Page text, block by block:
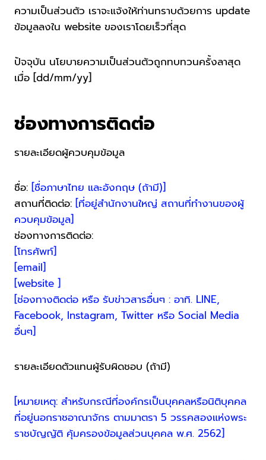
ความเป็นส่วนตัว เราจะแจ้งให้ท่านทราบด้วยการ update
ข้อมูลลงใน website ของเราโดยเร็วที่สุด
ปัจจุบัน นโยบายความเป็นส่วนตัวถูกทบทวนครั้งลาสุด
เมื่อ [dd/mm/yy]
ช่องทางการติดต่อ
รายละเอียดผู้ควบคุมข้อมูล
ชื่อ: [ชื่อภาษาไทย และอังกฤษ (ถ้ามี)]
สถานที่ติดต่อ: [ที่อยู่สำนักงานใหญ่ สถานที่ทำงานของผู้
ควบคุมข้อมูล]
ช่องทางการติดต่อ:
[โทรศัพท์]
[email]
[website ]
[ช่องทางติดต่อ หรือ รับข่าวสารอื่นๆ : อาทิ. LINE,
Facebook, Instagram, Twitter หรือ Social Media
อื่นๆ]
รายละเอียดตัวแทนผู้รับผิดชอบ (ถ้ามี)
[หมายเหตุ: สำหรับกรณีที่องค์กรเป็นบุคคลหรือนิติบุคคล
ที่อยู่นอกราชอาณาจักร ตามมาตรา 5 วรรคสองแห่งพระ
ราชบัญญัติ คุ้มครองข้อมูลส่วนบุคคล พ.ศ. 2562]